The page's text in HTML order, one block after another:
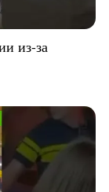
из-за